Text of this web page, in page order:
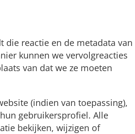
die reactie en de metadata van
kunnen we vervolgreacties
van dat we ze moeten
(indien van toepassing),
gebruikersprofiel. Alle
bekijken, wijzigen of